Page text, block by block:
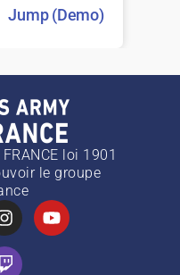
Jump (Demo)
loi 1901
le groupe